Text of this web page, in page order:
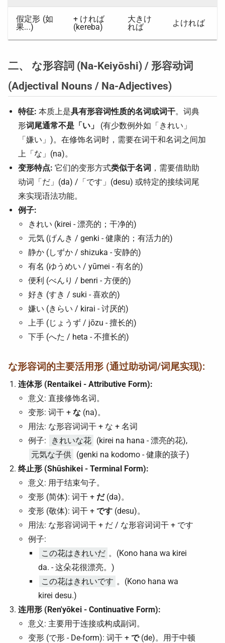
假定形 (如
果...)
+ ければ
(kereba)
大きけ
れば
よければ
二、 な形容詞 (Na-Keiyōshi) / 形容动词
(Adjectival Nouns / Na-Adjectives)
特征: 本质上是具有形容词性质的名词或词干。词典
形词尾通常不是「い」
(有少数例外如「きれい」
「嫌い」)。在修饰名词时，需要在词干和名词之间加
上「な」(na)。
变形特点: 它们的变形方式类似于名词 ，需要借助助
动词「だ」(da) /「です」(desu) 或特定的接续词尾
来实现语法功能。
例子:
きれい (kirei - 漂亮的；干净的)
元気 (げんき / genki - 健康的；有活力的)
静か (しずか / shizuka - 安静的)
有名 (ゆうめい / yūmei - 有名的)
便利 (べんり / benri - 方便的)
好き (すき / suki - 喜欢的)
嫌い (きらい / kirai - 讨厌的)
上手 (じょうず / jōzu - 擅长的)
下手 (へた / heta - 不擅长的)
な形容词的主要活用形 (通过助动词/词尾实现):
连体形 (Rentaikei - Attributive Form):
意义: 直接修饰名词。
变形: 词干 + な (na)。
用法: な形容词词干 + な + 名词
例子:
きれいな花 (kirei na hana - 漂亮的花),
元気な子供 (genki na kodomo - 健康的孩子)
终止形 (Shūshikei - Terminal Form):
意义: 用于结束句子。
变形 (简体): 词干 + だ(da)。
变形 (敬体): 词干 + です (desu)。
用法: な形容词词干 + だ / な形容词词干 + です
例子:
この花はきれいだ 。(Kono hana wa kirei
da. - 这朵花很漂亮。)
この花はきれいです 。(Kono hana wa
kirei desu.)
连用形 (Ren'yōkei - Continuative Form):
意义: 主要用于连接或构成副词。
变形 (で形 - De-form): 词干 + で(de)。用于中顿